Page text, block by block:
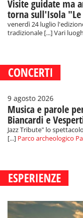
Visite guidate ma
torna sull'Isola
venerdì 24 luglio
tradizionale [...] Vari
CONCERTI
9 agosto 2026
Musica e parole
Biancardi e
Jazz Tribute" lo
[...] Parco archeologico
ESPERIENZE